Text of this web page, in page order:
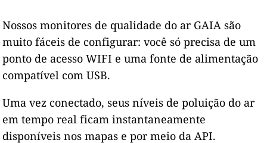
Nossos monitores de qualidade do ar GAIA são
muito fáceis de configurar: você só precisa de um
ponto de acesso WIFI e uma fonte de alimentação
compatível com USB.
Uma vez conectado, seus níveis de poluição do ar
em tempo real ficam instantaneamente
disponíveis nos mapas e por meio da API.